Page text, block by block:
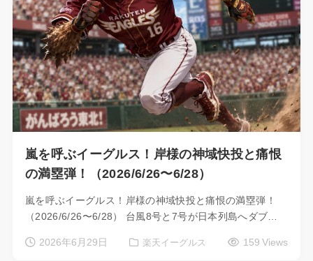
嵐を呼ぶイーグルス！岸様の神域快投と痛恨
の満塁弾！（2026/6/26〜6/28）
嵐を呼ぶイーグルス！岸様の神域快投と痛恨の満塁弾！
（2026/6/26〜6/28） 台風8号と7号が日本列島へダブ…
2026年6月29日 楽天イーグルス 159 Views